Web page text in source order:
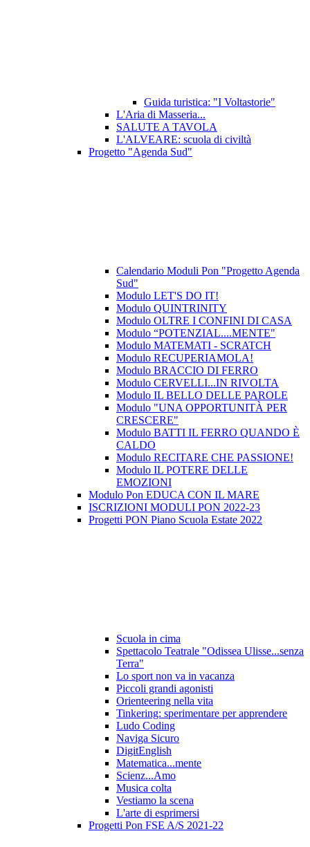
Guida turistica: "I Voltastorie"
L'Aria di Masseria...
SALUTE A TAVOLA
L'ALVEARE: scuola di civiltà
Progetto "Agenda Sud"
Calendario Moduli Pon "Progetto Agenda
Sud"
Modulo LET'S DO IT!
Modulo QUINTRINITY
Modulo OLTRE I CONFINI DI CASA
Modulo “POTENZIAL....MENTE"
Modulo MATEMATI - SCRATCH
Modulo RECUPERIAMOLA!
Modulo BRACCIO DI FERRO
Modulo CERVELLI...IN RIVOLTA
Modulo IL BELLO DELLE PAROLE
Modulo "UNA OPPORTUNITÀ PER
CRESCERE"
Modulo BATTI IL FERRO QUANDO È
CALDO
Modulo RECITARE CHE PASSIONE!
Modulo IL POTERE DELLE
EMOZIONI
Modulo Pon EDUCA CON IL MARE
ISCRIZIONI MODULI PON 2022-23
Progetti PON Piano Scuola Estate 2022
Scuola in cima
Spettacolo Teatrale "Odissea Ulisse...senza
Terra"
Lo sport non va in vacanza
Piccoli grandi agonisti
Orienteering nella vita
Tinkering: sperimentare per apprendere
Ludo Coding
Naviga Sicuro
DigitEnglish
Matematica...mente
Scienz...Amo
Musica colta
Vestiamo la scena
L'arte di esprimersi
Progetti Pon FSE A/S 2021-22